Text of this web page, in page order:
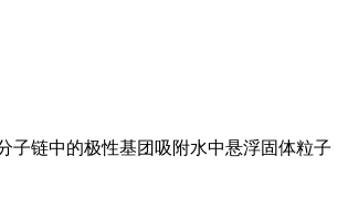
链中的极性基团吸附水中悬浮固体粒